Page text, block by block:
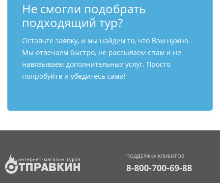
Не смогли подобрать
подходящий тур?
Оставьте заявку, и мы найдем то, что Вам нужно.
Мы отвечаем быстро, не рассылаем спам и не
навязываем дополнительных услуг. Просто
попробуйте и убедитесь сами!
ПОДДЕРЖКА КЛИЕНТОВ
8-800-700-69-88